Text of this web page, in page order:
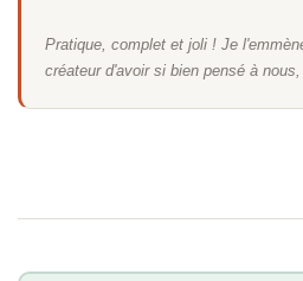
Pratique, complet et joli ! Je
créateur d'avoir si bien pensé à